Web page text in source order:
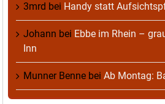
3mrd bei Handy statt
Johann bei Ebbe im Rhein –
Inn
Munner Benne bei Ab Montag: